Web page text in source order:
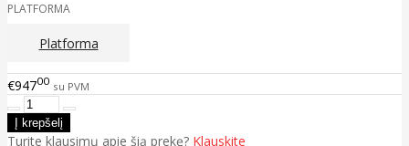
PLATFORMA
Platforma
€94700 su PVM
Turite klausimų apie šią prekę? Klauskite